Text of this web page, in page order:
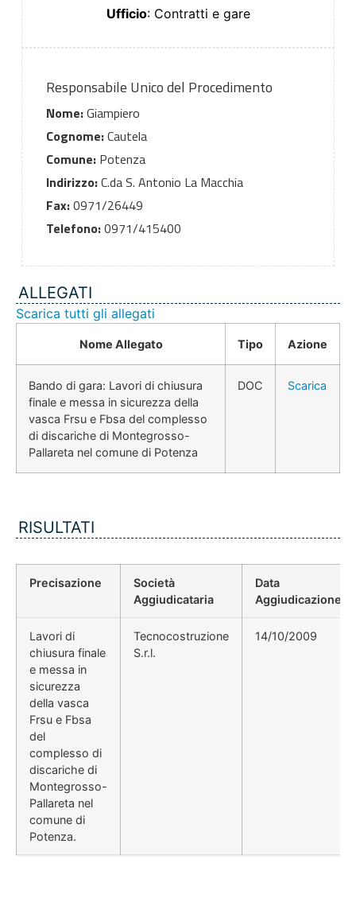
Ufficio: Contratti e gare
Responsabile Unico del Procedimento
Nome:Giampiero
Cognome:Cautela
Comune:Potenza
Indirizzo:C.da S. Antonio La Macchia
Fax:0971/26449
Telefono:0971/415400
ALLEGATI
Scarica tutti gli allegati
Nome Allegato Tipo Azione
Bando di gara: Lavori di chiusura
finale e messa in sicurezza della
vasca Frsu e Fbsa del complesso
di discariche di Montegrosso-
Pallareta nel comune di Potenza
DOC Scarica
RISULTATI
Precisazione
Società
Aggiudicataria
Data
Aggiudicazione
Lavori di
chiusura finale
e messa in
sicurezza
della vasca
Frsu e Fbsa
del
complesso di
discariche di
Montegrosso-
Pallareta nel
comune di
Potenza.
Tecnocostruzione
S.r.l.
14/10/2009